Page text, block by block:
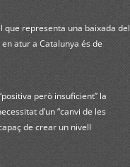
que representa una baixada del
atur a Catalunya és de
però insuficient” la
d’un “canvi de les
de crear un nivell